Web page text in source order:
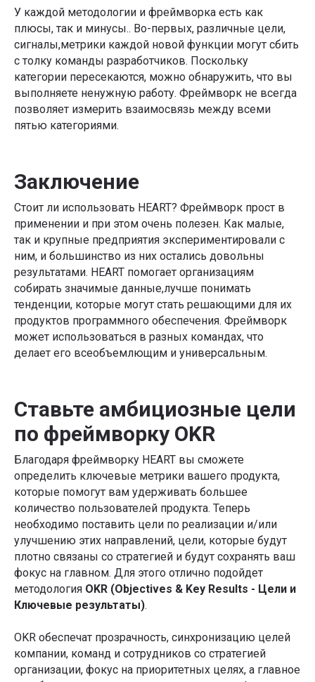
У каждой методологии и фреймворка есть как
плюсы, так и минусы.. Во-первых, различные цели,
сигналы,метрики каждой новой функции могут сбить
с толку команды разработчиков. Поскольку
категории пересекаются, можно обнаружить, что вы
выполняете ненужную работу. Фреймворк не всегда
позволяет измерить взаимосвязь между всеми
пятью категориями.
Заключение
Стоит ли использовать HEART? Фреймворк прост в
применении и при этом очень полезен. Как малые,
так и крупные предприятия экспериментировали с
ним, и большинство из них остались довольны
результатами. HEART помогает организациям
собирать значимые данные,лучше понимать
тенденции, которые могут стать решающими для их
продуктов программного обеспечения. Фреймворк
может использоваться в разных командах, что
делает его всеобъемлющим и универсальным.
Ставьте амбициозные цели
по фреймворку OKR
Благодаря фреймворку HEART вы сможете
определить ключевые метрики вашего продукта,
которые помогут вам удерживать большее
количество пользователей продукта. Теперь
необходимо поставить цели по реализации и/или
улучшению этих направлений, цели, которые будут
плотно связаны со стратегией и будут сохранять ваш
фокус на главном. Для этого отлично подойдет
методология OKR (Objectives & Key Results - Цели и
Ключевые результаты).
OKR обеспечат прозрачность, синхронизацию целей
компании, команд и сотрудников со стратегией
организации, фокус на приоритетных целях, а главное